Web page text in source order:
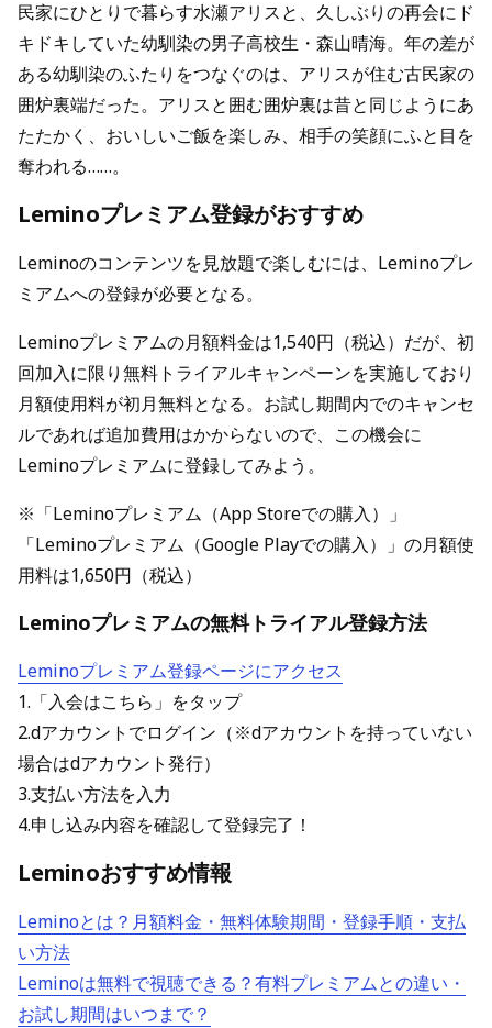
民家にひとりで暮らす水瀬アリスと、久しぶりの再会にド
キドキしていた幼馴染の男子高校生・森山晴海。年の差が
ある幼馴染のふたりをつなぐのは、アリスが住む古民家の
囲炉裏端だった。アリスと囲む囲炉裏は昔と同じようにあ
たたかく、おいしいご飯を楽しみ、相手の笑顔にふと目を
奪われる……。
Leminoプレミアム登録がおすすめ
Leminoのコンテンツを見放題で楽しむには、Leminoプレ
ミアムへの登録が必要となる。
Leminoプレミアムの月額料金は1,540円（税込）だが、初
回加入に限り無料トライアルキャンペーンを実施しており
月額使用料が初月無料となる。お試し期間内でのキャンセ
ルであれば追加費用はかからないので、この機会に
Leminoプレミアムに登録してみよう。
※「Leminoプレミアム（App Storeでの購入）」
「Leminoプレミアム（Google Playでの購入）」の月額使
用料は1,650円（税込）
Leminoプレミアムの無料トライアル登録方法
Leminoプレミアム登録ページにアクセス
1.「入会はこちら」をタップ
2.dアカウントでログイン（※dアカウントを持っていない
場合はdアカウント発行）
3.支払い方法を入力
4.申し込み内容を確認して登録完了！
Leminoおすすめ情報
Leminoとは？月額料金・無料体験期間・登録手順・支払
い方法
Leminoは無料で視聴できる？有料プレミアムとの違い・
お試し期間はいつまで？